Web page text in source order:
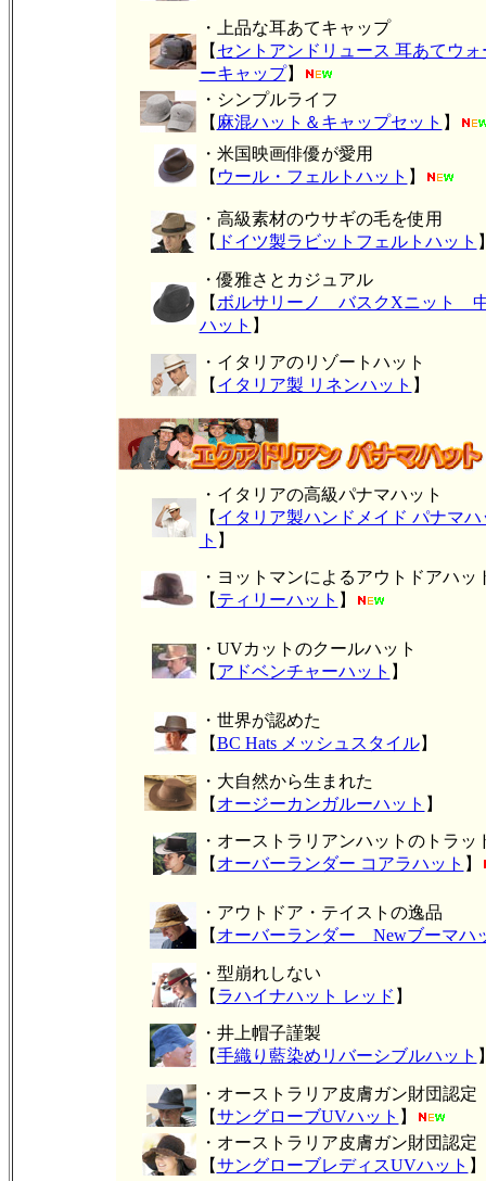
・上品な耳あてキャップ
【 セントアンドリュース 耳あてウォ
ーキャップ】
・シンプルライフ
【 麻混ハット＆キャップセット 】
・米国映画俳優が愛用
【 ウール・フェルトハット 】
・高級素材のウサギの毛を使用
【 ドイツ製ラビットフェルトハット
・優雅さとカジュアル
【 ボルサリーノ バスクXニット
ハット 】
・イタリアのリゾートハット
【 イタリア製 リネンハット 】
・イタリアの高級パナマハット
【 イタリア製ハンドメイド パナマハ
ト 】
・ヨットマンによるアウトドアハッ
【 ティリーハット 】
・UVカットのクールハット
【 アドベンチャーハット 】
・世界が認めた
【BC Hats メッシュスタイル】
・大自然から生まれた
【 オージーカンガルーハット 】
・オーストラリアンハットのトラッ
【 オーバーランダー コアラハット 】
・アウトドア・テイストの逸品
【 オーバーランダー Newブーマハ
・型崩れしない
【 ラハイナハット レッド 】
・井上帽子謹製
【手織り藍染めリバーシブルハット
・オーストラリア皮膚ガン財団認定
【サングローブUVハット 】
・オーストラリア皮膚ガン財団認定
【サングローブレディスUVハット 】